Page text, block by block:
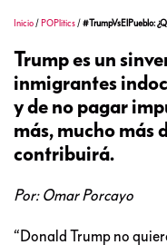
Inicio / POPlitics /#TrumpVsElPueblo:
Trump es un
inmigrantes
y de no pagar
más, mucho más
contribuirá.
Por: Omar Porcayo
“Donald Trump no